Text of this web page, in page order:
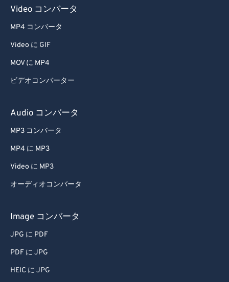
Video コンバータ
MP4 コンバータ
Video に GIF
MOV に MP4
ビデオコンバーター
Audio コンバータ
MP3 コンバータ
MP4 に MP3
Video に MP3
オーディオコンバータ
Image コンバータ
JPG に PDF
PDF に JPG
HEIC に JPG